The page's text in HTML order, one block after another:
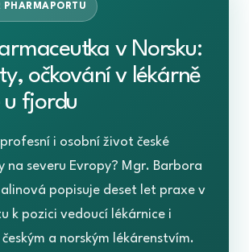
PHARMAPORTU
v Norsku:
očkování v lékárně
fjordu
i osobní život české
na severu Evropy? Mgr. Barbora
popisuje deset let praxe v
k pozici vedoucí lékárnice i
a norským lékárenstvím.